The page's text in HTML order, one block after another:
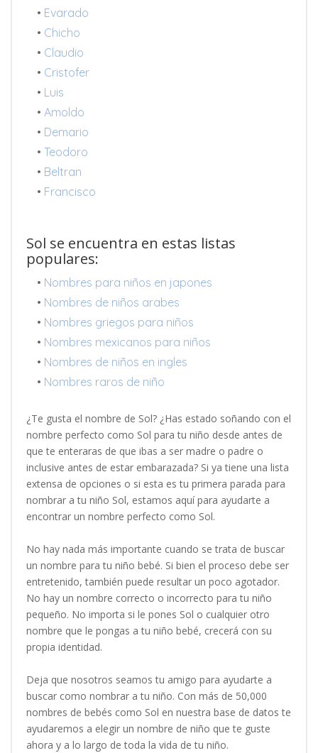
• Evarado
• Chicho
• Claudio
• Cristofer
• Luis
• Amoldo
• Demario
• Teodoro
• Beltran
• Francisco
Sol se encuentra en estas listas
populares:
• Nombres para niños en japones
• Nombres de niños arabes
• Nombres griegos para niños
• Nombres mexicanos para niños
• Nombres de niños en ingles
• Nombres raros de niño
¿Te gusta el nombre de Sol? ¿Has estado soñando con el
nombre perfecto como Sol para tu niño desde antes de
que te enteraras de que ibas a ser madre o padre o
inclusive antes de estar embarazada? Si ya tiene una lista
extensa de opciones o si esta es tu primera parada para
nombrar a tu niño Sol, estamos aquí para ayudarte a
encontrar un nombre perfecto como Sol.
No hay nada más importante cuando se trata de buscar
un nombre para tu niño bebé. Si bien el proceso debe ser
entretenido, también puede resultar un poco agotador.
No hay un nombre correcto o incorrecto para tu niño
pequeño. No importa si le pones Sol o cualquier otro
nombre que le pongas a tu niño bebé, crecerá con su
propia identidad.
Deja que nosotros seamos tu amigo para ayudarte a
buscar como nombrar a tu niño. Con más de 50,000
nombres de bebés como Sol en nuestra base de datos te
ayudaremos a elegir un nombre de niño que te guste
ahora y a lo largo de toda la vida de tu niño.